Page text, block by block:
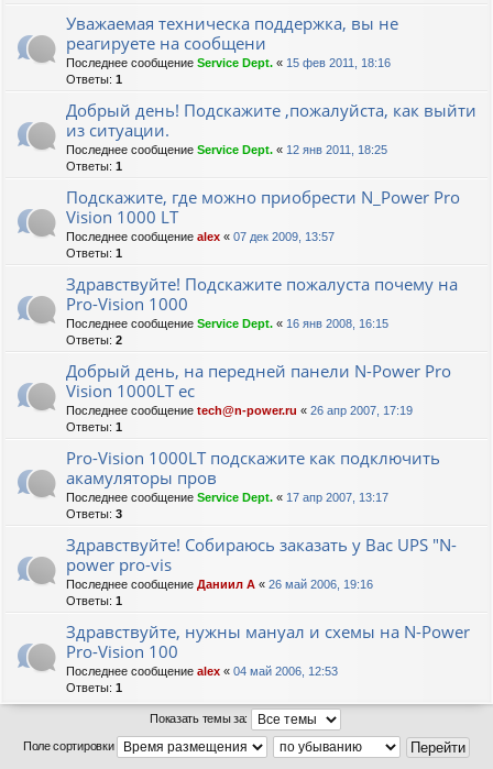
Уважаемая техническа поддержка, вы не
реагируете на сообщени
Последнее сообщение Service Dept. « 15 фев 2011, 18:16
Ответы: 1
Добрый день! Подскажите ,пожалуйста, как выйти
из ситуации.
Последнее сообщение Service Dept. « 12 янв 2011, 18:25
Ответы: 1
Подскажите, где можно приобрести N_Power Pro
Vision 1000 LT
Последнее сообщение alex « 07 дек 2009, 13:57
Ответы: 1
Здравствуйте! Подскажите пожалуста почему на
Pro-Vision 1000
Последнее сообщение Service Dept. « 16 янв 2008, 16:15
Ответы: 2
Добрый день, на передней панели N-Power Pro
Vision 1000LT ес
Последнее сообщение tech@n-power.ru « 26 апр 2007, 17:19
Ответы: 1
Pro-Vision 1000LT подскажите как подключить
акамуляторы пров
Последнее сообщение Service Dept. « 17 апр 2007, 13:17
Ответы: 3
Здравствуйте! Собираюсь заказать у Вас UPS "N-
power pro-vis
Последнее сообщение Даниил А « 26 май 2006, 19:16
Ответы: 1
Здравствуйте, нужны мануал и схемы на N-Power
Pro-Vision 100
Последнее сообщение alex « 04 май 2006, 12:53
Ответы: 1
Показать темы за:
Поле сортировки